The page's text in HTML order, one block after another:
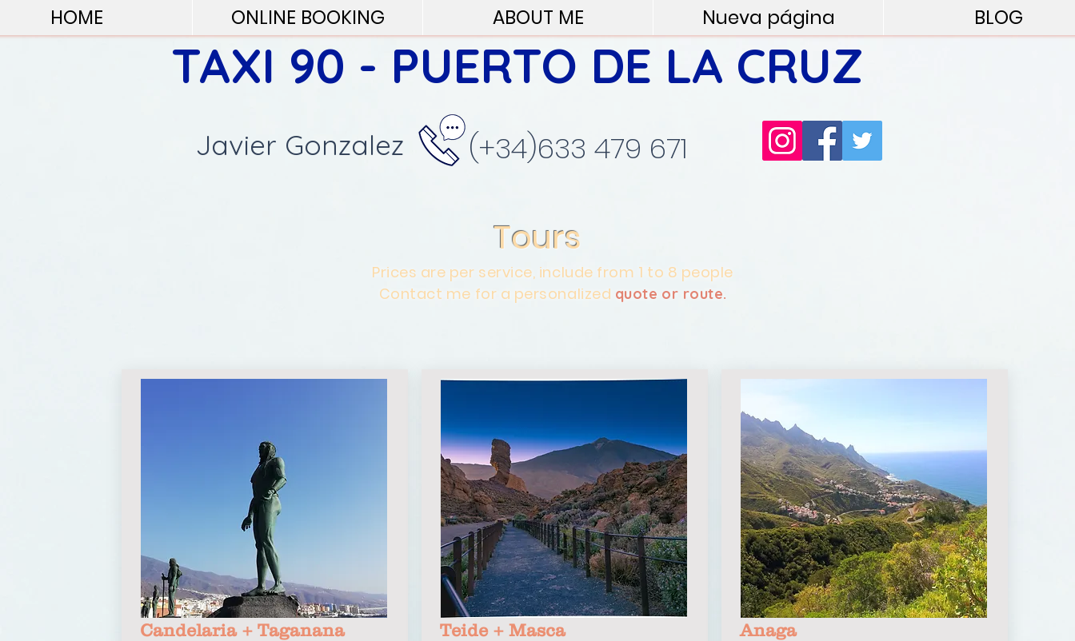
HOME ONLINE BOOKING ABOUT ME Nueva página BLOG
TAXI 90 - PUERTO DE LA CRUZ
Javier Gonzalez (+34)633 479 671
Tours
Prices are per service, include from 1 to 8 people
Contact me for a personalized quote or route.
Candelaria + Taganana Teide + Masca Anaga